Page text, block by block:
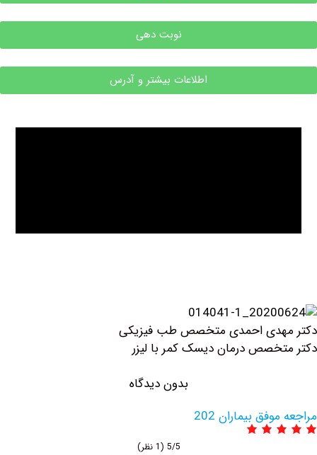
نوبت دهی
اطلاعات بیشتر و آدرس
احمدی متخصص طب فیزیکی
درمان دیسک کمر با لیزر
بدون دیدگاه
بیماران 202